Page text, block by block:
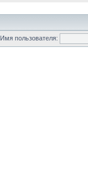
Имя пользователя: